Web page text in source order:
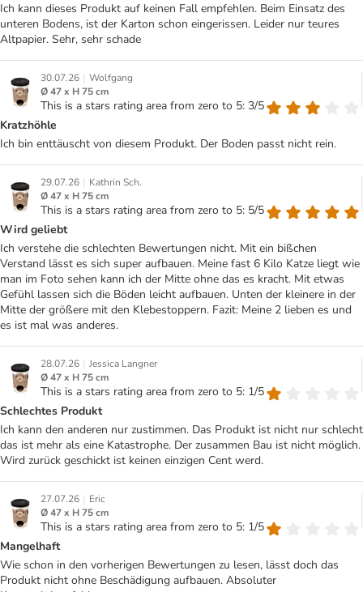
Ich kann dieses Produkt auf keinen Fall empfehlen. Beim Einsatz des
unteren Bodens, ist der Karton schon eingerissen. Leider nur teures
Altpapier. Sehr, sehr schade
30.07.26 | Wolfgang
Ø 47 x H 75 cm
This is a stars rating area from zero to 5: 3/5
Kratzhöhle
Ich bin enttäuscht von diesem Produkt. Der Boden passt nicht rein.
29.07.26 | Kathrin Sch.
Ø 47 x H 75 cm
This is a stars rating area from zero to 5: 5/5
Wird geliebt
Ich verstehe die schlechten Bewertungen nicht. Mit ein bißchen
Verstand lässt es sich super aufbauen. Meine fast 6 Kilo Katze liegt wie
man im Foto sehen kann ich der Mitte ohne das es kracht. Mit etwas
Gefühl lassen sich die Böden leicht aufbauen. Unten der kleinere in der
Mitte der größere mit den Klebestoppern. Fazit: Meine 2 lieben es und
es ist mal was anderes.
28.07.26 | Jessica Langner
Ø 47 x H 75 cm
This is a stars rating area from zero to 5: 1/5
Schlechtes Produkt
Ich kann den anderen nur zustimmen. Das Produkt ist nicht nur schlecht
das ist mehr als eine Katastrophe. Der zusammen Bau ist nicht möglich.
Wird zurück geschickt ist keinen einzigen Cent werd.
27.07.26 | Eric
Ø 47 x H 75 cm
This is a stars rating area from zero to 5: 1/5
Mangelhaft
Wie schon in den vorherigen Bewertungen zu lesen, lässt doch das
Produkt nicht ohne Beschädigung aufbauen. Absoluter